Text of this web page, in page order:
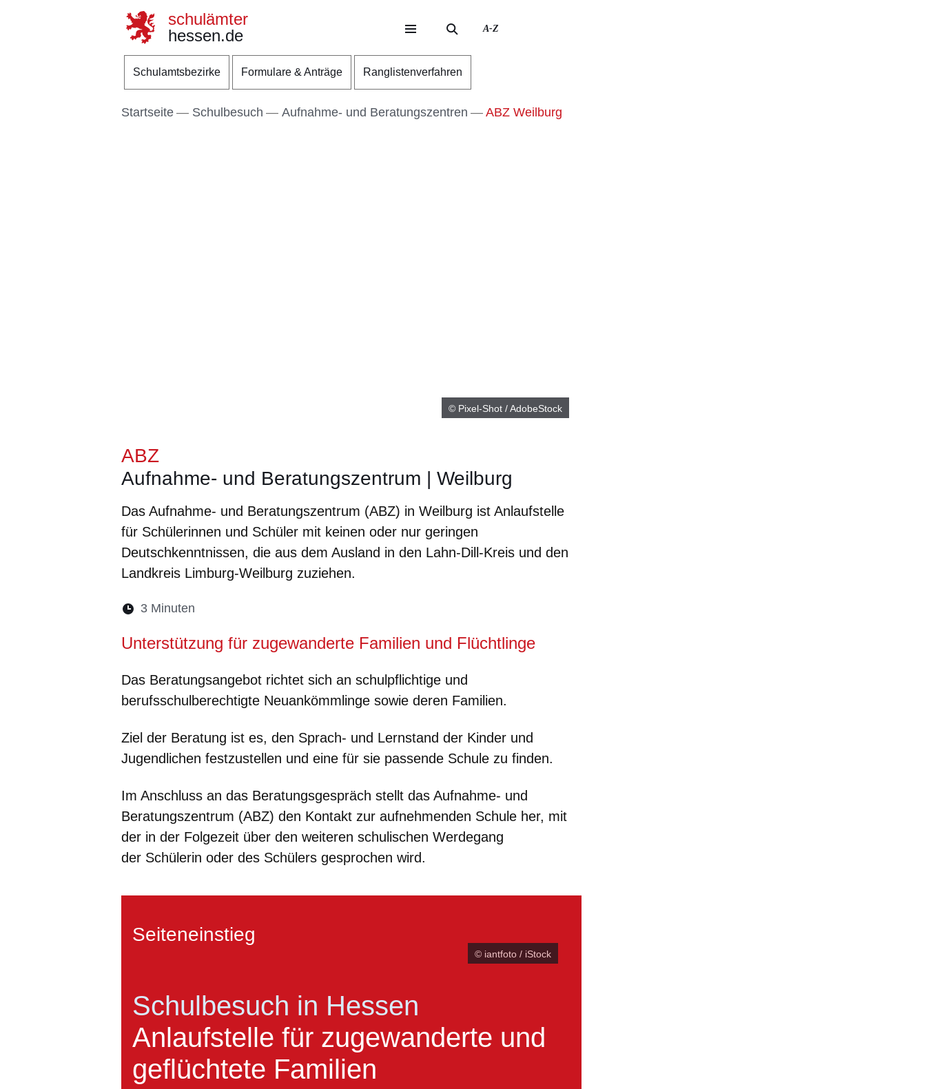
Direkt zum Kopf der Seite
Direkt zum Inhalt
Direkt zum Fuß der Seite
schulämter
hessen.de
A-Z
Schulamtsbezirke Formulare & Anträge Ranglistenverfahren
Startseite Schulbesuch Aufnahme- und Beratungszentren ABZ Weilburg
© Pixel-Shot / AdobeStock
ABZ
Aufnahme- und Beratungszentrum | Weilburg
Das Aufnahme- und Beratungszentrum (ABZ) in Weilburg ist Anlaufstelle
für Schülerinnen und Schüler mit keinen oder nur geringen
Deutschkenntnissen, die aus dem Ausland in den Lahn-Dill-Kreis und den
Landkreis Limburg-Weilburg zuziehen.
Lesedauer:
3 Minuten
Unterstützung für zugewanderte Familien und Flüchtlinge
Das Beratungsangebot richtet sich an schulpflichtige und
berufsschulberechtigte Neuankömmlinge sowie deren Familien.
Ziel der Beratung ist es, den Sprach- und Lernstand der Kinder und
Jugendlichen festzustellen und eine für sie passende Schule zu finden.
Im Anschluss an das Beratungsgespräch stellt das Aufnahme- und
Beratungszentrum (ABZ) den Kontakt zur aufnehmenden Schule her, mit
der in der Folgezeit über den weiteren schulischen Werdegang
der Schülerin oder des Schülers gesprochen wird.
Seiteneinstieg
© iantfoto / iStock
Schulbesuch in Hessen
Anlaufstelle für zugewanderte und
geflüchtete Familien